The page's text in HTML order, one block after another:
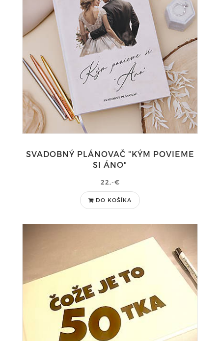
SVADOBNÝ PLÁNOVAČ "KÝM POVIEME
SI ÁNO"
22,-€
DO KOŠÍKA